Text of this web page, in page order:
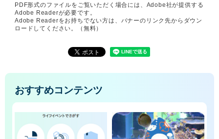
PDF形式のファイルをご覧いただく場合には、Adobe社が提供する
Adobe Readerが必要です。
Adobe Readerをお持ちでない方は、バナーのリンク先からダウン
ロードしてください。（無料）
おすすめコンテンツ